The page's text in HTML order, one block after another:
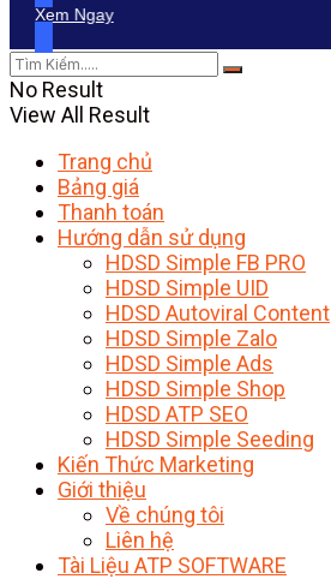
Xem Ngay
No Result
View All Result
Trang chủ
Bảng giá
Thanh toán
Hướng dẫn sử dụng
HDSD Simple FB PRO
HDSD Simple UID
HDSD Autoviral Content
HDSD Simple Zalo
HDSD Simple Ads
HDSD Simple Shop
HDSD ATP SEO
HDSD Simple Seeding
Kiến Thức Marketing
Giới thiệu
Về chúng tôi
Liên hệ
Tài Liệu ATP SOFTWARE